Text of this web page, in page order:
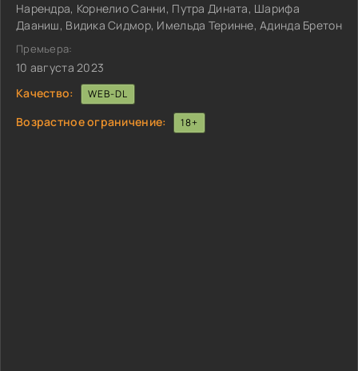
Нарендра, Корнелио Санни, Путра Дината, Шарифа
Дааниш, Видика Сидмор, Имельда Теринне, Адинда Бретон
Премьера:
10 августа 2023
Качество:
WEB-DL
Возрастное ограничение: 18+